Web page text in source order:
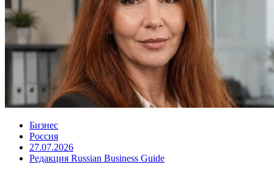
Бизнес
Россия
27.07.2026
Редакция Russian Business Guide